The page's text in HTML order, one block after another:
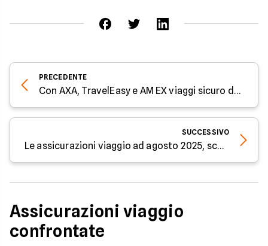
PRECEDENTE
Con AXA, TravelEasy e AM EX viaggi sicuro da soli 2€ al giorno
SUCCESSIVO
Le assicurazioni viaggio ad agosto 2025, scopri come partire sicuro
Assicurazioni viaggio
confrontate